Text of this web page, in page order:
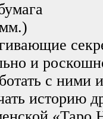
и
с ними
историю